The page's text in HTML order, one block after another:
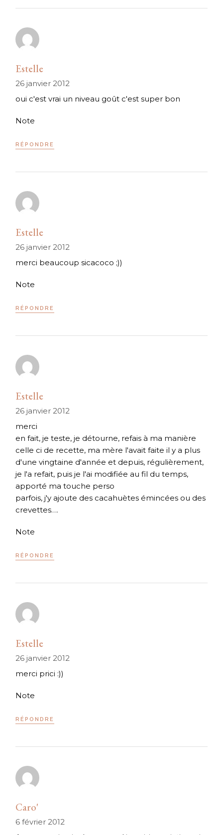
Estelle
26 janvier 2012
oui c'est vrai un niveau goût c'est super bon
Note
RÉPONDRE
Estelle
26 janvier 2012
merci beaucoup sicacoco ;))
Note
RÉPONDRE
Estelle
26 janvier 2012
merci
en fait, je teste, je détourne, refais à ma manière
celle ci de recette, ma mère l'avait faite il y a plus
d'une vingtaine d'année et depuis, régulièrement,
je l'a refait, puis je l'ai modifiée au fil du temps,
apporté ma touche perso
parfois, j'y ajoute des cacahuètes émincées ou des
crevettes….
Note
RÉPONDRE
Estelle
26 janvier 2012
merci prici :))
Note
RÉPONDRE
Caro'
6 février 2012